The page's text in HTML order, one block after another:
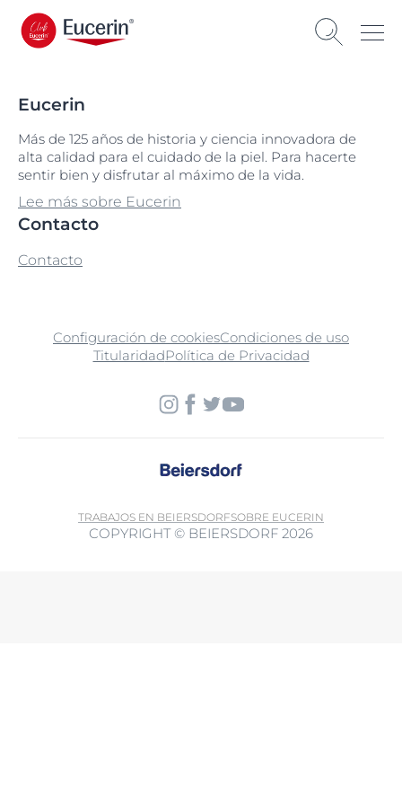
Eucerin
Más de 125 años de historia y ciencia innovadora de
alta calidad para el cuidado de la piel. Para hacerte
sentir bien y disfrutar al máximo de la vida.
Lee más sobre Eucerin
Contacto
Contacto
Configuración de cookiesCondiciones de uso
TitularidadPolítica de Privacidad
TRABAJOS EN BEIERSDORFSOBRE EUCERIN
COPYRIGHT © BEIERSDORF 2026